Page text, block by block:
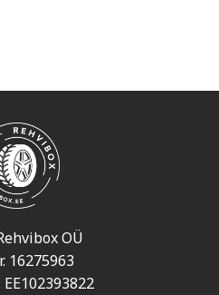
OÜ
16275963